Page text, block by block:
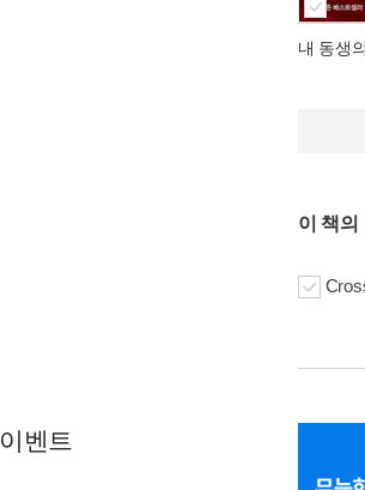
내 동생
이 책의
이벤트